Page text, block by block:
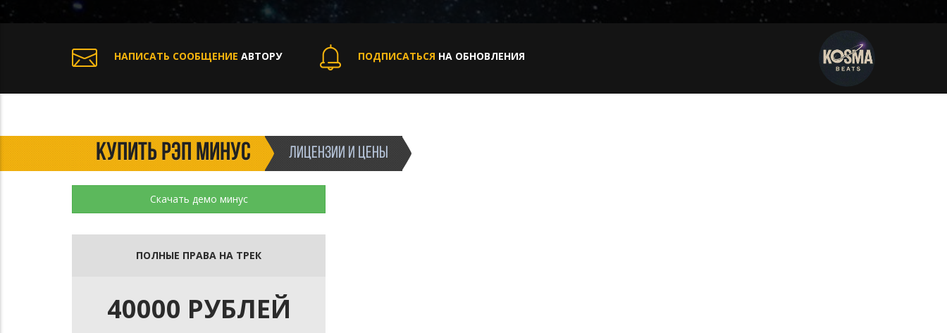
НАПИСАТЬ СООБЩЕНИЕ АВТОРУ ПОДПИСАТЬСЯ НА ОБНОВЛЕНИЯ
КУПИТЬ РЭП МИНУС ЛИЦЕНЗИИ И ЦЕНЫ
Скачать демо минус
ПОЛНЫЕ ПРАВА НА ТРЕК
40000 РУБЛЕЙ